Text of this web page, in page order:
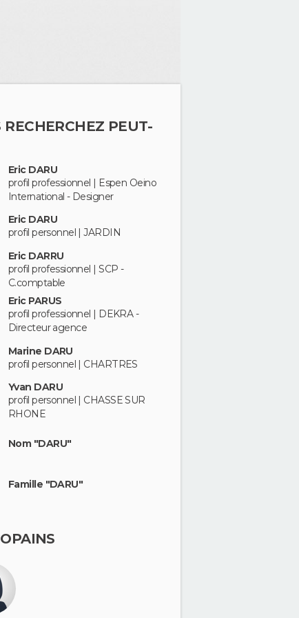
RECHERCHEZ PEUT-
Eric DARU
profil professionnel | Espen Oeino
International - Designer
Eric DARU
profil personnel | JARDIN
Eric DARRU
profil professionnel | SCP -
C.comptable
Eric PARUS
profil professionnel | DEKRA -
Directeur agence
Marine DARU
profil personnel | CHARTRES
Yvan DARU
profil personnel | CHASSE SUR
RHONE
Nom "DARU"
Famille "DARU"